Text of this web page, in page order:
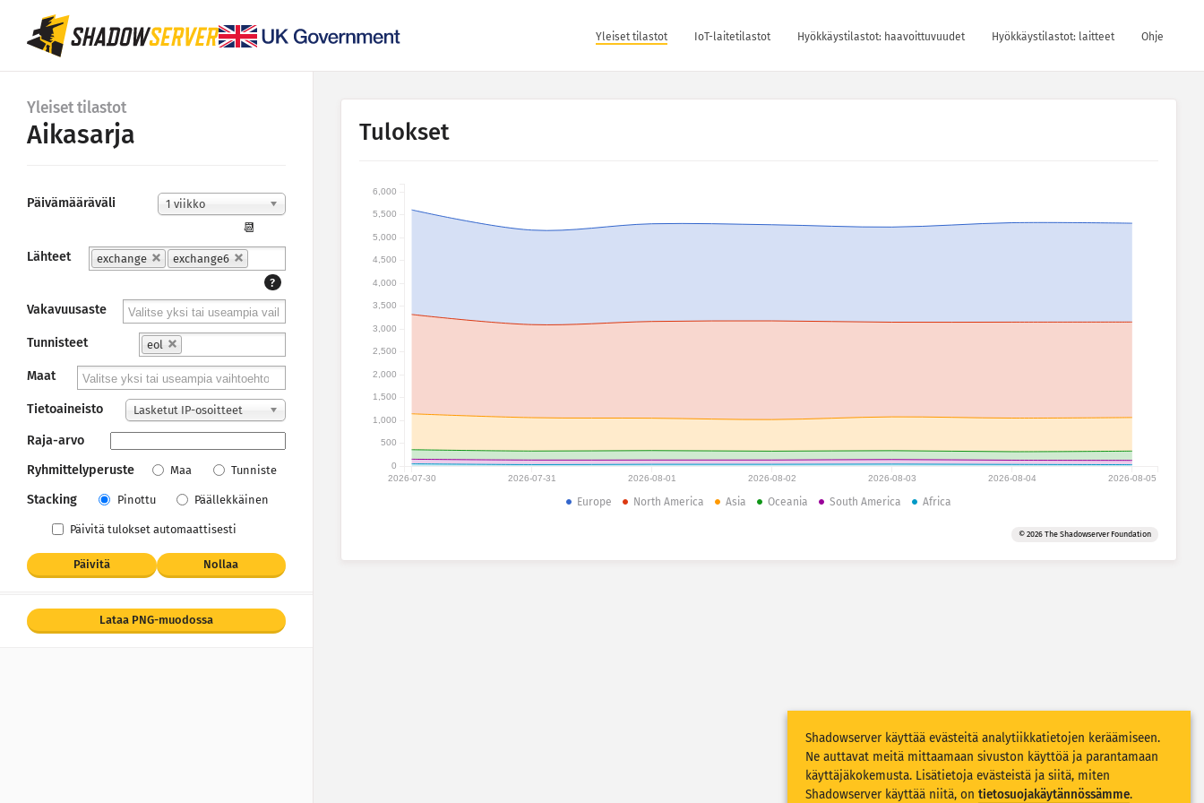
Yleiset tilastot IoT-laitetilastot Hyökkäystilastot: haavoittuvuudet Hyökkäystilastot: laitteet Ohje
Yleiset tilastot
Aikasarja
Päivämääräväli 1 viikko
📆
Lähteet
exchange
exchange6
?
Vakavuusaste
Tunnisteet eol
Maat
Tietoaineisto Lasketut IP-osoitteet
Raja-arvo
Ryhmittelyperuste
Maa Tunniste
Stacking Pinottu Päällekkäinen
Päivitä tulokset automaattisesti
Päivitä Nollaa
Lataa PNG-muodossa
Tulokset
2026-07-30 2026-07-31 2026-08-01 2026-08-02 2026-08-03 2026-08-04 2026-08-05
0
500
1,000
1,500
2,000
2,500
3,000
3,500
4,000
4,500
5,000
5,500
6,000
Europe North America Asia Oceania South America Africa
© 2026 The Shadowserver Foundation
Shadowserver käyttää evästeitä analytiikkatietojen keräämiseen.
Ne auttavat meitä mittaamaan sivuston käyttöä ja parantamaan
käyttäjäkokemusta. Lisätietoja evästeistä ja siitä, miten
Shadowserver käyttää niitä, on tietosuojakäytännössämme.